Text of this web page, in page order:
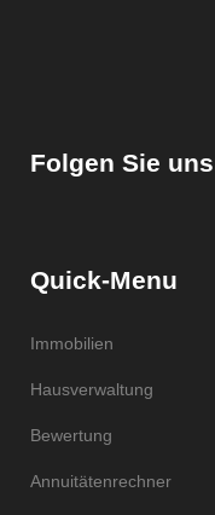
Folgen Sie uns
Quick-Menu
Immobilien
Hausverwaltung
Bewertung
Annuitätenrechner